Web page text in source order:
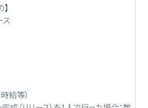
ス
給等）